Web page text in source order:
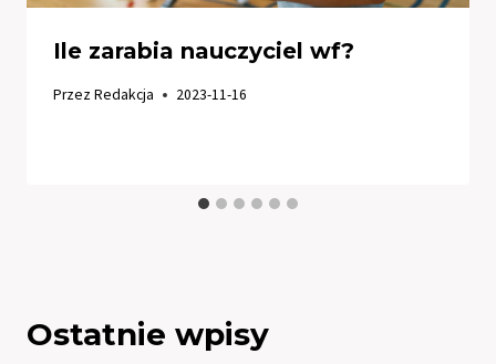
Ile zarabia nauczyciel wf?
PrzezRedakcja 2023-11-16
Ostatnie wpisy